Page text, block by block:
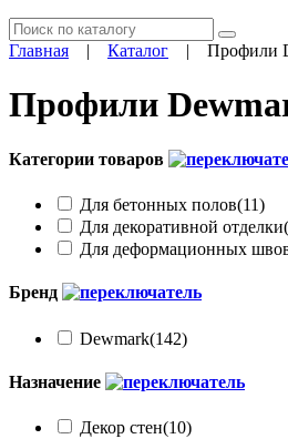
Поиск
Главная | Каталог | Профили
Профили
Категории товаров
Для бетонных полов(11)
Для декоративной отделки
Для деформационных
Бренд
Dewmark(142)
Назначение
Декор стен(10)